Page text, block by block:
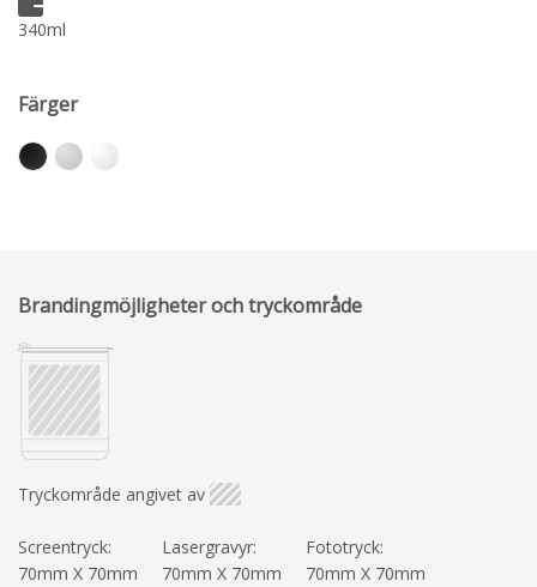
340ml
Färger
Brandingmöjligheter och tryckområde
Tryckområde angivet av
Screentryck:
70mm X 70mm
Lasergravyr:
70mm X 70mm
Fototryck:
70mm X 70mm